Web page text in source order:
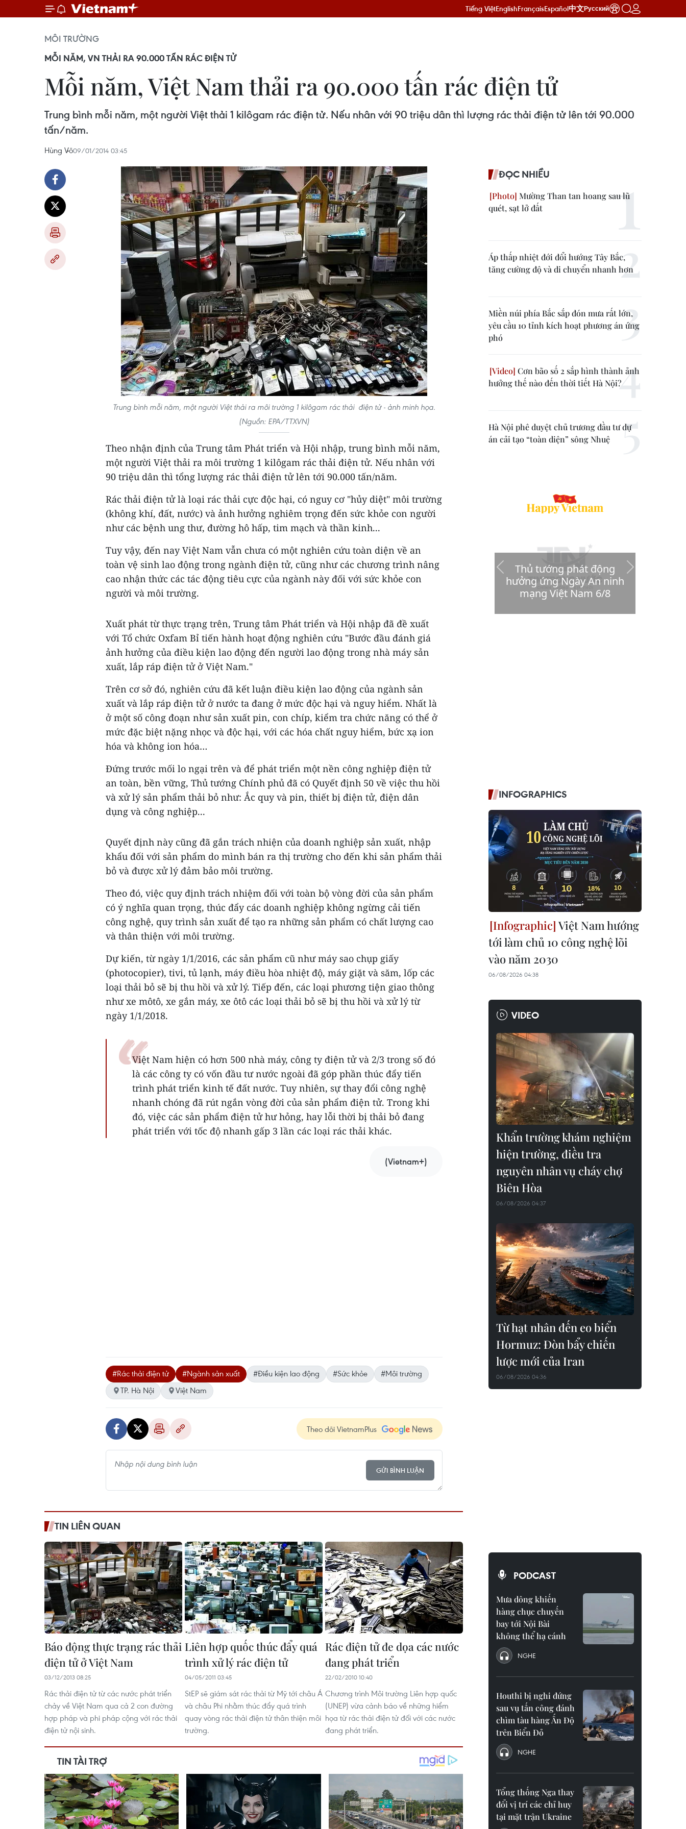
Tiếng ViệtEnglishFrançaisEspañol中文Русский
MÔI TRƯỜNG
MỖI NĂM, VN THẢI RA 90.000 TẤN RÁC ĐIỆN TỬ
Mỗi năm, Việt Nam thải ra 90.000 tấn rác điện tử
Trung bình mỗi năm, một người Việt thải 1 kilôgam rác điện tử. Nếu nhân với 90 triệu dân thì lượng rác thải điện tử lên tới 90.000
tấn/năm.
Hùng Võ09/01/2014 03:45
Trung bình mỗi năm, một người Việt thải ra môi trường 1 kilôgam rác thải điện tử - ảnh minh họa.
(Nguồn: EPA/TTXVN)
Theo nhận định của Trung tâm Phát triển và Hội nhập, trung bình mỗi năm,
một người Việt thải ra môi trường 1 kilôgam rác thải điện tử. Nếu nhân với
90 triệu dân thì tổng lượng rác thải điện tử lên tới 90.000 tấn/năm.
Rác thải điện tử là loại rác thải cực độc hại, có nguy cơ "hủy diệt" môi trường
(không khí, đất, nước) và ảnh hưởng nghiêm trọng đến sức khỏe con người
như các bệnh ung thư, đường hô hấp, tim mạch và thần kinh...
Tuy vậy, đến nay Việt Nam vẫn chưa có một nghiên cứu toàn diện về an
toàn vệ sinh lao động trong ngành điện tử, cũng như các chương trình nâng
cao nhận thức các tác động tiêu cực của ngành này đối với sức khỏe con
người và môi trường.
Xuất phát từ thực trạng trên, Trung tâm Phát triển và Hội nhập đã đề xuất
với Tổ chức Oxfam Bỉ tiến hành hoạt động nghiên cứu "Bước đầu đánh giá
ảnh hưởng của điều kiện lao động đến người lao động trong nhà máy sản
xuất, lắp ráp điện tử ở Việt Nam."
Trên cơ sở đó, nghiên cứu đã kết luận điều kiện lao động của ngành sản
xuất và lắp ráp điện tử ở nước ta đang ở mức độc hại và nguy hiểm. Nhất là
ở một số công đoạn như sản xuất pin, con chíp, kiểm tra chức năng có thể ở
mức đặc biệt nặng nhọc và độc hại, với các hóa chất nguy hiểm, bức xạ ion
hóa và không ion hóa…
Đứng trước mối lo ngại trên và để phát triển một nền công nghiệp điện tử
an toàn, bền vững, Thủ tướng Chính phủ đã có Quyết định 50 về việc thu hồi
và xử lý sản phẩm thải bỏ như: Ắc quy và pin, thiết bị điện tử, điện dân
dụng và công nghiệp...
Quyết định này cũng đã gắn trách nhiện của doanh nghiệp sản xuất, nhập
khẩu đối với sản phẩm do mình bán ra thị trường cho đến khi sản phẩm thải
bỏ và được xử lý đảm bảo môi trường.
Theo đó, việc quy định trách nhiệm đối với toàn bộ vòng đời của sản phẩm
có ý nghĩa quan trọng, thúc đẩy các doanh nghiệp không ngừng cải tiến
công nghệ, quy trình sản xuất để tạo ra những sản phẩm có chất lượng cao
và thân thiện với môi trường.
Dự kiến, từ ngày 1/1/2016, các sản phẩm cũ như máy sao chụp giấy
(photocopier), tivi, tủ lạnh, máy điều hòa nhiệt độ, máy giặt và săm, lốp các
loại thải bỏ sẽ bị thu hồi và xử lý. Tiếp đến, các loại phương tiện giao thông
như xe môtô, xe gắn máy, xe ôtô các loại thải bỏ sẽ bị thu hồi và xử lý từ
ngày 1/1/2018.
Việt Nam hiện có hơn 500 nhà máy, công ty điện tử và 2/3 trong số đó
là các công ty có vốn đầu tư nước ngoài đã góp phần thúc đẩy tiến
trình phát triển kinh tế đất nước. Tuy nhiên, sự thay đổi công nghệ
nhanh chóng đã rút ngắn vòng đời của sản phẩm điện tử. Trong khi
đó, việc các sản phẩm điện tử hư hỏng, hay lỗi thời bị thải bỏ đang
phát triển với tốc độ nhanh gấp 3 lần các loại rác thải khác.
(Vietnam+)
#Rác thải điện tử #Ngành sản xuất #Điều kiện lao động #Sức khỏe
#Môi trường
TP. Hà Nội
Việt Nam
Theo dõi VietnamPlus
GỬI BÌNH LUẬN
TIN LIÊN QUAN
Báo động thực trạng rác thải
điện tử ở Việt Nam
03/12/2013 08:25
Rác thải điện tử từ các nước phát triển
chảy về Việt Nam qua cả 2 con đường
hợp pháp và phi pháp cộng với rác thải
điện tử nội sinh.
Liên hợp quốc thúc đẩy quá
trình xử lý rác điện tử
04/05/2011 03:45
StEP sẽ giám sát rác thải từ Mỹ tới châu Á
và châu Phi nhằm thúc đẩy quá trình
quay vòng rác thải điện tử thân thiện môi
trường.
Rác điện tử đe dọa các nước
đang phát triển
22/02/2010 10:40
Chương trình Môi trường Liên hợp quốc
(UNEP) vừa cảnh báo về những hiểm
họa từ rác thải điện tử đối với các nước
đang phát triển.
ĐỌC NHIỀU
Mường Than tan hoang sau lũ
quét, sạt lở đất
Áp thấp nhiệt đới đổi hướng Tây Bắc,
tăng cường độ và di chuyển nhanh hơn
Miền núi phía Bắc sắp đón mưa rất lớn,
yêu cầu 10 tỉnh kích hoạt phương án ứng
phó
Cơn bão số 2 sắp hình thành ảnh
hưởng thế nào đến thời tiết Hà Nội?
Hà Nội phê duyệt chủ trương đầu tư dự
án cải tạo “toàn diện” sông Nhuệ
INFOGRAPHICS
Việt Nam hướng
tới làm chủ 10 công nghệ lõi
vào năm 2030
06/08/2026 04:38
VIDEO
Khẩn trường khám nghiệm
hiện trường, điều tra
nguyên nhân vụ cháy chợ
Biên Hòa
06/08/2026 04:37
Từ hạt nhân đến eo biển
Hormuz: Đòn bẩy chiến
lược mới của Iran
06/08/2026 04:36
PODCAST
Mưa dông khiến
hàng chục chuyến
bay tới Nội Bài
không thể hạ cánh
NGHE
Houthi bị nghi đứng
sau vụ tấn công đánh
chìm tàu hàng Ấn Độ
trên Biển Đỏ
NGHE
Tổng thống Nga thay
đổi vị trí các chỉ huy
tại mặt trận Ukraine